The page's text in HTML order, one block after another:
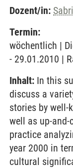
Dozent/in:
Termin:
wöchentlich |
- 29.01.2010 |
Inhalt: In this
discuss a
stories by well-
well as up-
practice
year 2000 in
cultural